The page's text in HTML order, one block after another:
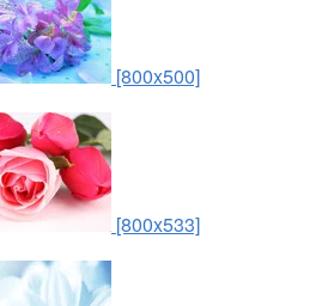
[800x500]
[800x533]